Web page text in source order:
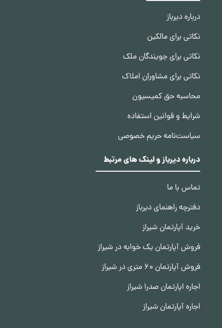
درباره دیرباز
نکاتی برای مالکین
نکاتی برای جویندگان ملک
نکاتی برای مشاوران املاک
محاسبه حق کمیسیون
شرایط و قوانین استفاده
سیاست‌نامه حریم خصوصی
درباره دیرباز و لینک های مرتبط
تماس با ما
دفترچه راهنمای دیرباز
خرید آپارتمان شیراز
فروش آپارتمان یک خوابه در شیراز
فروش آپارتمان 60 متری در شیراز
اجاره اپارتمان صدرا شیراز
اجاره آپارتمان شیراز